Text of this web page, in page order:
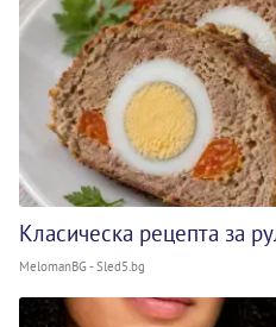
Класическа рецепта за
MelomanBG - Sled5.bg